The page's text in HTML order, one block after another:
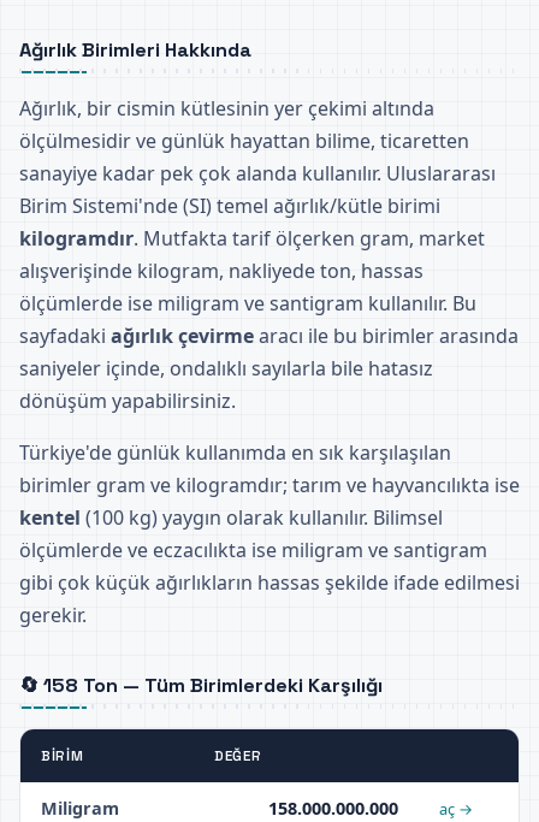
Ağırlık Birimleri Hakkında
Ağırlık, bir cismin kütlesinin yer çekimi altında
ölçülmesidir ve günlük hayattan bilime, ticaretten
sanayiye kadar pek çok alanda kullanılır. Uluslararası
Birim Sistemi'nde (SI) temel ağırlık/kütle birimi
kilogramdır. Mutfakta tarif ölçerken gram, market
alışverişinde kilogram, nakliyede ton, hassas
ölçümlerde ise miligram ve santigram kullanılır. Bu
sayfadaki ağırlık çevirmearacı ile bu birimler arasında
saniyeler içinde, ondalıklı sayılarla bile hatasız
dönüşüm yapabilirsiniz.
Türkiye'de günlük kullanımda en sık karşılaşılan
birimler gram ve kilogramdır; tarım ve hayvancılıkta ise
kentel (100 kg) yaygın olarak kullanılır. Bilimsel
ölçümlerde ve eczacılıkta ise miligram ve santigram
gibi çok küçük ağırlıkların hassas şekilde ifade edilmesi
gerekir.
🔄 158 Ton — Tüm Birimlerdeki Karşılığı
BIRIM DEĞER
Miligram 158.000.000.000 aç →